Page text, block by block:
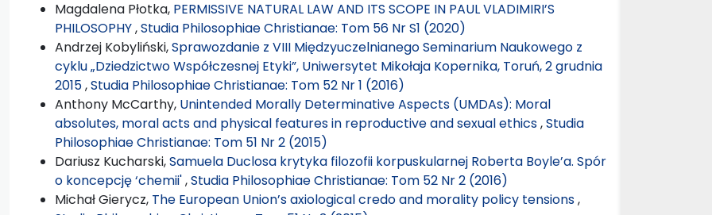
Magdalena Płotka, PERMISSIVE NATURAL LAW AND ITS SCOPE IN PAUL VLADIMIRI’S
PHILOSOPHY,Studia Philosophiae Christianae: Tom 56 Nr S1 (2020)
Andrzej Kobyliński,Sprawozdanie z VIII Międzyuczelnianego Seminarium Naukowego z
cyklu „Dziedzictwo Współczesnej Etyki”, Uniwersytet Mikołaja Kopernika, Toruń, 2 grudnia
2015,Studia Philosophiae Christianae: Tom 52 Nr 1 (2016)
Anthony McCarthy, Unintended Morally Determinative Aspects (UMDAs): Moral
absolutes, moral acts and physical features in reproductive and sexual ethics,Studia
Philosophiae Christianae: Tom 51 Nr 2 (2015)
Dariusz Kucharski,Samuela Duclosa krytyka filozofii korpuskularnej Roberta Boyle’a. Spór
o koncepcję ‘chemii',Studia Philosophiae Christianae: Tom 52 Nr 2 (2016)
Michał Gierycz, The European Union’s axiological credo and morality policy tensions,